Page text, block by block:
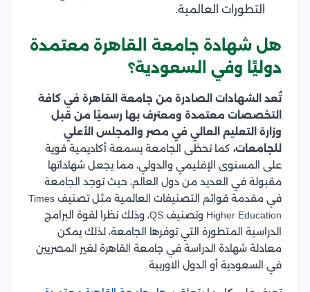
التطورات العالمية.
هل شهادة جامعة القاهرة معتمدة
دوليًا وفي السعودية؟
تُعد الشهادات الصادرة من جامعة القاهرة في كافة
التخصصات معتمدة ومعترف بها رسميًا من قبل
وزارة التعليم العالي في مصر والمجلس الأعلي
للجامعات، كما تحظى الجامعة بسمعة أكاديمية قوية
على المستوى الإقليمي والدولي، مما يجعل شهاداتها
مقبولة في العديد من دول العالم، حيث توجد الجامعة
في مقدمة قوائم التصنيفات العالمية مثل تصنيف Times
Higher Education وتصنيف QS، وذلك نظرا لقوة البرامج
الدراسية المتطورة التي توفرها الجامعة، لذلك يمكن
معادلة شهادة الدراسة في جامعة القاهرة لغير المصريين
في السعودية أو الدول الاوربية.